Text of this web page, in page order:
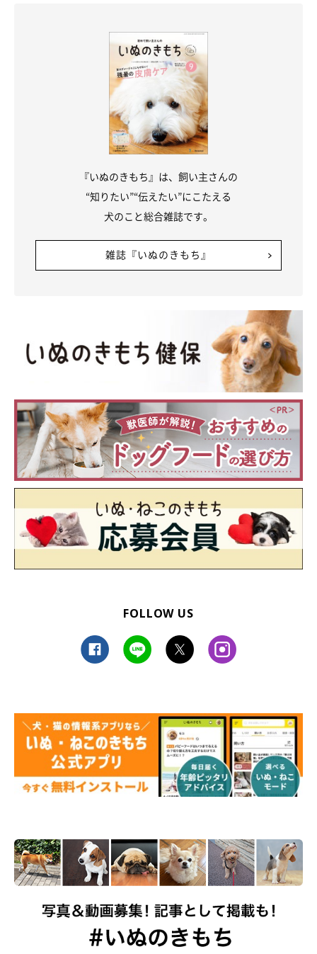
普段あまり抱っこを要求しなかった時期だったのに、慌てて私に
怖がらせちゃった…と反省して、抱っこのまま橋の下から移動し
ごめんごめん、じゃあ改めて遊ぼうか、と下ろすと、
河川敷自体が危険と感じたみたいで
『いぬのきもち』は、飼い主さんの
“知りたい”“伝えたい”にこたえる
犬のこと総合雑誌です。
雑誌『いぬのきもち』
FOLLOW US